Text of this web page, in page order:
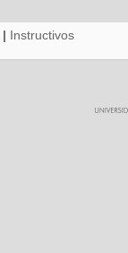
| Instructivos